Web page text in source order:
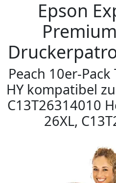
Epson
Peach 10er-
HY kompatibel
C13T26314010
26XL,